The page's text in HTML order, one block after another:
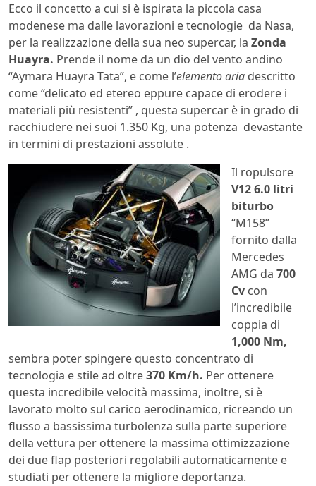
Ecco il concetto a cui si è ispirata la piccola casa
modenese ma dalle lavorazioni e tecnologie da Nasa,
per la realizzazione della sua neo supercar, la Zonda
Huayra. Prende il nome da un dio del vento andino
“Aymara Huayra Tata”, e come l’elemento aria descritto
come “delicato ed etereo eppure capace di erodere i
materiali più resistenti” , questa supercar è in grado di
racchiudere nei suoi 1.350 Kg, una potenza devastante
in termini di prestazioni assolute .
Il ropulsore
V12 6.0 litri
biturbo
“M158”
fornito dalla
Mercedes
AMG da 700
Cv con
l’incredibile
coppia di
1,000 Nm,
sembra poter spingere questo concentrato di
tecnologia e stile ad oltre370 Km/h. Per ottenere
questa incredibile velocità massima, inoltre, si è
lavorato molto sul carico aerodinamico, ricreando un
flusso a bassissima turbolenza sulla parte superiore
della vettura per ottenere la massima ottimizzazione
dei due flap posteriori regolabili automaticamente e
studiati per ottenere la migliore deportanza.